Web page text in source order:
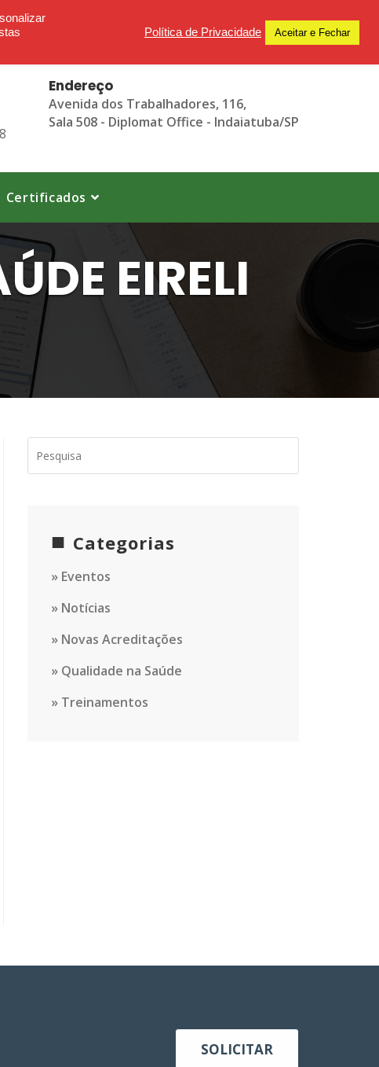
Endereço
Avenida dos Trabalhadores, 116,
Sala 508 - Diplomat Office - Indaiatuba/SP
Certificados
EIRELI
Categorias
Eventos
Notícias
Novas Acreditações
Qualidade na Saúde
Treinamentos
SOLICITAR
Política de Privacidade Aceitar e Fechar